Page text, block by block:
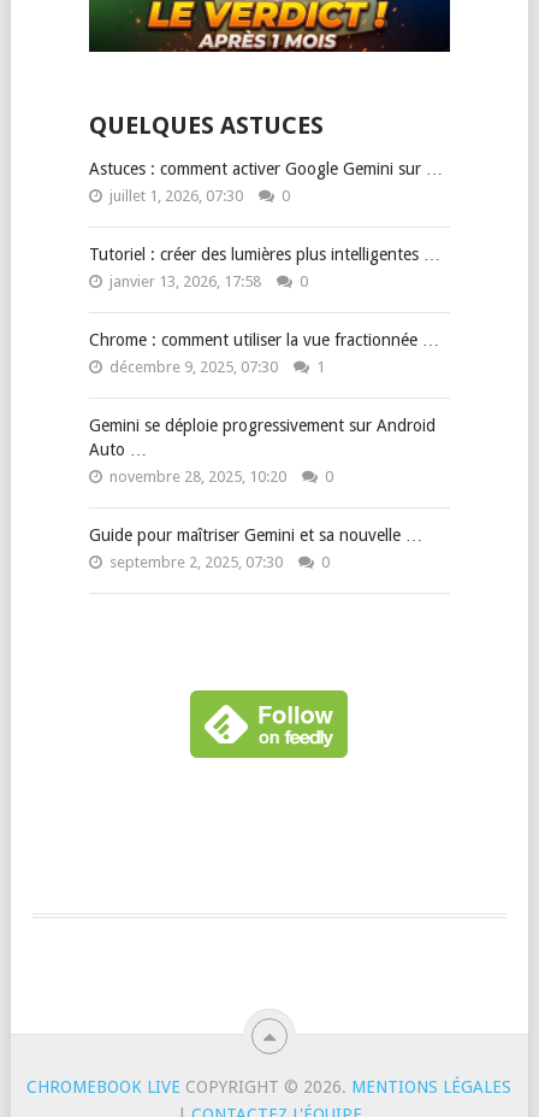
QUELQUES ASTUCES
Astuces : comment activer Google Gemini sur …
juillet 1, 2026, 07:30 0
Tutoriel : créer des lumières plus intelligentes …
janvier 13, 2026, 17:58 0
Chrome : comment utiliser la vue fractionnée …
décembre 9, 2025, 07:30 1
Gemini se déploie progressivement sur Android
Auto …
novembre 28, 2025, 10:20 0
Guide pour maîtriser Gemini et sa nouvelle …
septembre 2, 2025, 07:30 0
CHROMEBOOK LIVE COPYRIGHT © 2026. MENTIONS LÉGALES